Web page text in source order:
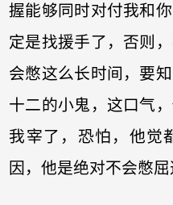
握能够同时对付我和
定是找援手了，否则
会憋这么长时间，要
十二的小鬼，这口气
我宰了，恐怕，他觉
因，他是绝对不会憋